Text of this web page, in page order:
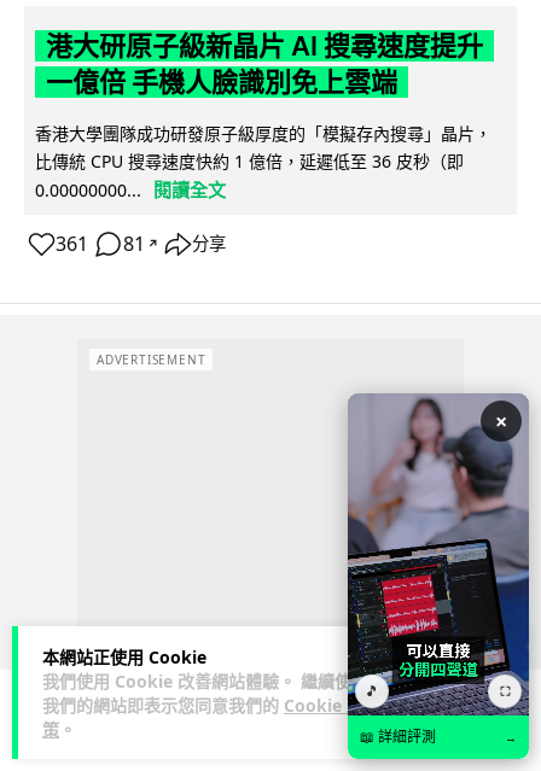
本網站正使用 Cookie
我們使用 Cookie 改善網站體驗。 繼續使用
我們的網站即表示您同意我們的 Cookie 政
策 。
港大研原子級新晶片 AI 搜尋速度提升
一億倍 手機人臉識別免上雲端
香港大學團隊成功研發原子級厚度的「模擬存內搜尋」晶片，
比傳統 CPU 搜尋速度快約 1 億倍，延遲低至 36 皮秒（即
0.00000000...
閱讀全文
361 81 ↗ 分享
ADVERTISEMENT
科技娛樂
×
🎵 ⛶
📖 詳細評測 →